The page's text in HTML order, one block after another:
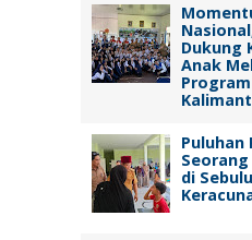
Dukung
Anak
Program
Puluhan
di